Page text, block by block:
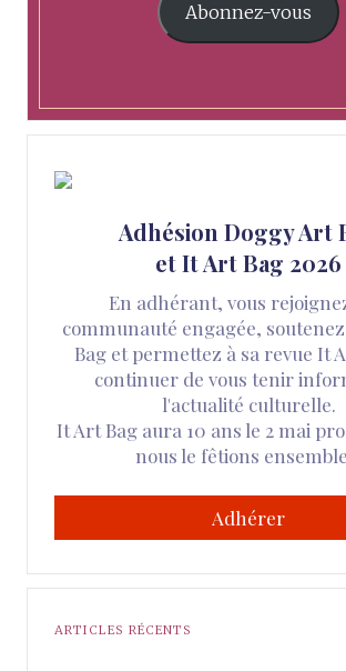
Abonnez-vous
Adhésion Doggy Art
et It Art Bag 2026
En adhérant, vous
communauté engagée,
Bag et permettez à sa revue It
continuer de vous tenir
l'actualité culturelle.
It Art Bag aura 10 ans le 2 mai
nous le fêtions
Adhérer
ARTICLES RÉCENTS